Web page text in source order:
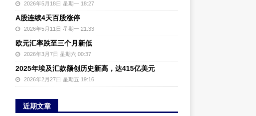
2026年5月18日 星期一 18:27
A股连续4天百股涨停
2026年5月11日 星期一 21:33
欧元汇率跌至三个月新低
2026年3月7日 星期六 00:37
2025年埃及汇款额创历史新高，达415亿美元
2026年2月27日 星期五 19:16
近期文章